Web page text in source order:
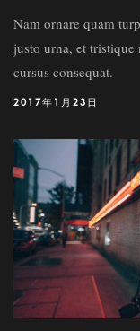
Nam ornare quam
justo urna, et tristique
cursus consequat.
2017年1月23日